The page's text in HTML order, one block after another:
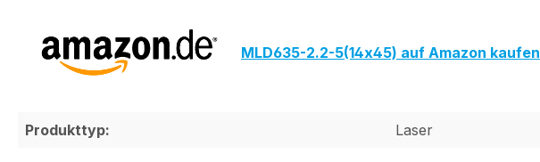
MLD635-2.2-5(14x45) auf Amazon kaufen
Produkttyp: Laser